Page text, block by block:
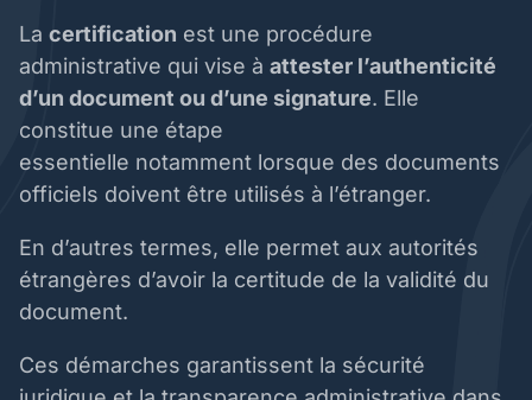
La certification est une procédure
administrative qui vise à attester l’authenticité
d’un document ou d’une signature. Elle
constitue une étape
essentielle notamment lorsque des documents
officiels doivent être utilisés à l’étranger.
En d’autres termes, elle permet aux autorités
étrangères d’avoir la certitude de la validité du
document.
Ces démarches garantissent la sécurité